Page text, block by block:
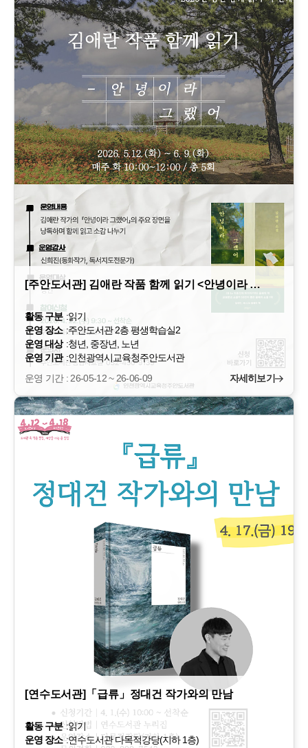
[주안도서관] 김애란 작품 함께 읽기 <안녕이라 …
활동 구분 :읽기
운영 장소 :주안도서관 2층 평생학습실2
운영 대상 :청년, 중장년, 노년
운영 기관 :인천광역시교육청주안도서관
운영 기간 : 26-05-12 ~ 26-06-09
자세히보기
[연수도서관]「급류」정대건 작가와의 만남
활동 구분 :읽기
운영 장소 :연수도서관 다목적강당(지하 1층)